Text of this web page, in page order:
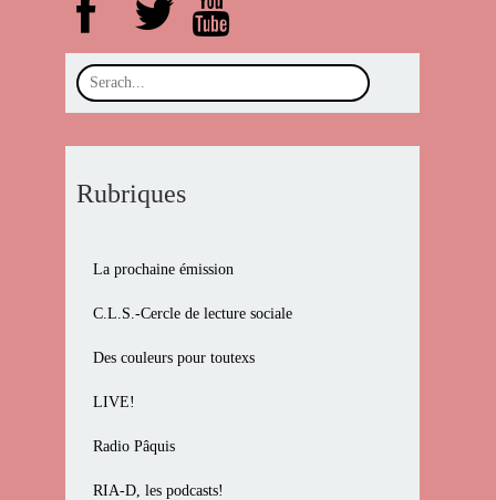
Rubriques
La prochaine émission
C.L.S.-Cercle de lecture sociale
Des couleurs pour toutexs
LIVE!
Radio Pâquis
RIA-D, les podcasts!